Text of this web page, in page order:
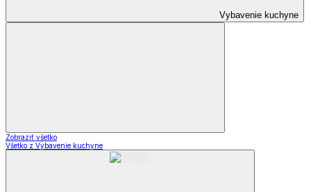
Vybavenie kuchyne
Zobraziť všetko
Všetko z Vybavenie kuchyne